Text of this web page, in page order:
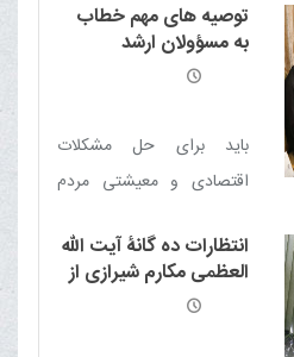
تحلیلی بلیغ (دی 99) منتشر
شد
توصیه های مهم خطاب
به مسؤولان ارشد
سیستان و بلوچستان
باید برای حل مشکلات
اقتصادی و معیشتی مردم
ها را بکار گیرید
انتظارات ده گانۀ آیت الله
العظمی مکارم شیرازی از
مجلس در برهه حاضر